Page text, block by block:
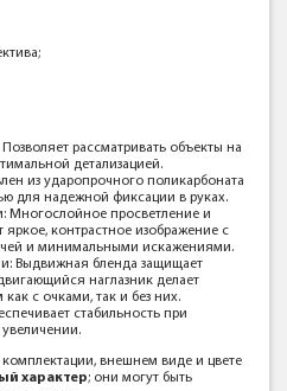
рассматривать объекты на
детализацией.
из ударопрочного поликарбоната
для надежной фиксации в руках.
Многослойное просветление и
яркое, контрастное изображение с
и минимальными искажениями.
Выдвижная бленда защищает
наглазник делает
с очками, так и без них.
стабильность при
внешнем виде и цвете
характер; они могут быть